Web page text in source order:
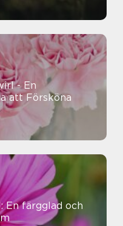
- En
att Försköna
En färgglad och